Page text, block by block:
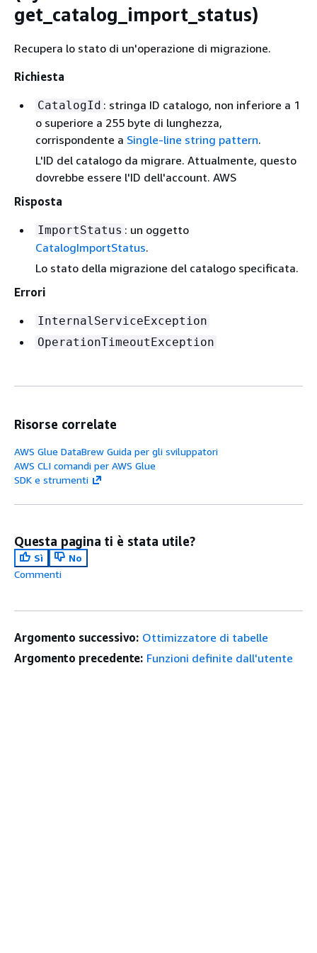
get_catalog_import_status)
Recupera lo stato di un'operazione di migrazione.
Richiesta
CatalogId : stringa ID catalogo, non inferiore a 1
o superiore a 255 byte di lunghezza,
corrispondente a Single-line string pattern.
L'ID del catalogo da migrare. Attualmente, questo
dovrebbe essere l'ID dell'account. AWS
Risposta
ImportStatus : un oggetto
CatalogImportStatus.
Lo stato della migrazione del catalogo specificata.
Errori
InternalServiceException
OperationTimeoutException
Risorse correlate
AWS Glue DataBrew Guida per gli sviluppatori
AWS CLI comandi per AWS Glue
SDK e strumenti
Questa pagina ti è stata utile?
Sì
No
Commenti
Argomento successivo: Ottimizzatore di tabelle
Argomento precedente: Funzioni definite dall'utente